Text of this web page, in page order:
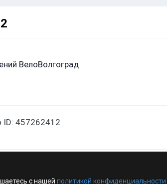
ВелоВолгоград
ID: 457262412
с нашей политикой конфиденциальности